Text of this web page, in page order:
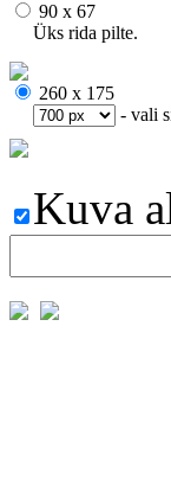
90 x 67
Üks rida pilte.
260 x 175
- vali
Kuva